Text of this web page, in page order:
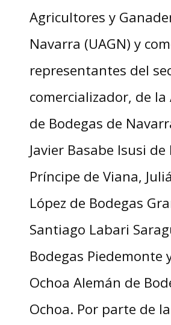
Agricultores y
Navarra (UAGN) y
representantes del
comercializador, de la
de Bodegas de
Javier Basabe Isusi de
Príncipe de Viana,
López de Bodegas
Santiago Labari
Bodegas Piedemonte
Ochoa Alemán de
Ochoa. Por parte de